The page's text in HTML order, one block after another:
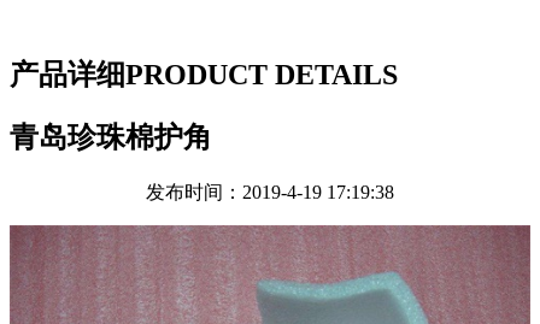
产品详细PRODUCT DETAILS
青岛珍珠棉护角
发布时间：2019-4-19 17:19:38